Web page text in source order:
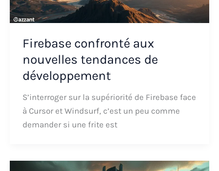
Firebase confronté aux
nouvelles tendances de
développement
S’interroger sur la supériorité de Firebase face
à Cursor et Windsurf, c’est un peu comme
demander si une frite est